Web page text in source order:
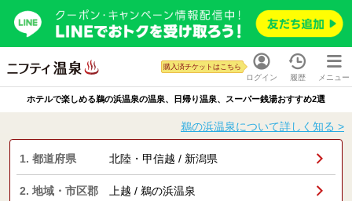
ログイン
購入済チケットはこちら
履歴 メニュー
ホテルで楽しめる鵜の浜温泉の温泉、日帰り温泉、スーパー銭湯おすすめ2選
鵜の浜温泉について詳しく知る >
1. 都道府県 北陸・甲信越 / 新潟県
2. 地域・市区郡 上越 / 鵜の浜温泉